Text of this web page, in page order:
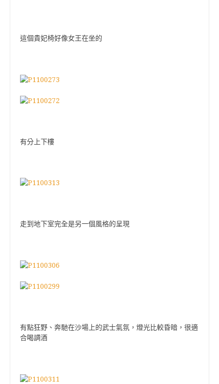
這個貴妃椅好像女王在坐的
有分上下樓
走到地下室完全是另一個風格的呈現
有點狂野、奔馳在沙場上的武士氣氛，燈光比較昏暗，很適
合喝調酒